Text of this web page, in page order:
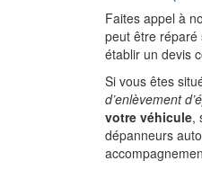
Faites appel à
peut être réparé
établir un devis
Si vous êtes
d’enlèvement
votre véhicule,
dépanneurs